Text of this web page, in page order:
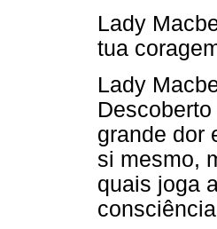
Lady
tua
Lady
grande dor
si mesmo,
quais joga